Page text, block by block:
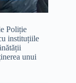
Poliție
instituțiile
unui